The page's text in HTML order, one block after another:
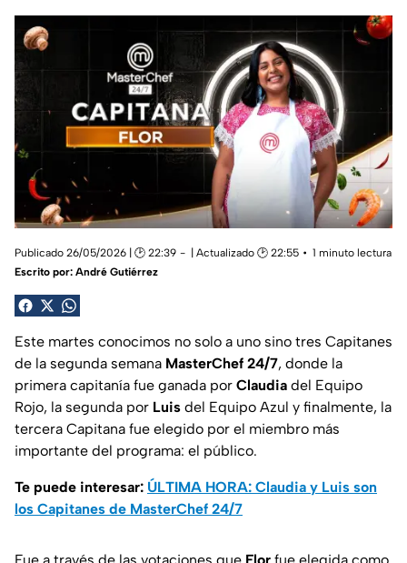
Publicado 26/05/2026 | 🕑 22:39 | Actualizado 🕑 22:55
1 minuto lectura
Escrito por: André Gutiérrez
Este martes conocimos no solo a uno sino tres Capitanes
de la segunda semana MasterChef 24/7, donde la
primera capitanía fue ganada por Claudia del Equipo
Rojo, la segunda por Luis del Equipo Azul y finalmente, la
tercera Capitana fue elegido por el miembro más
importante del programa: el público.
Te puede interesar: ÚLTIMA HORA: Claudia y Luis son
los Capitanes de MasterChef 24/7